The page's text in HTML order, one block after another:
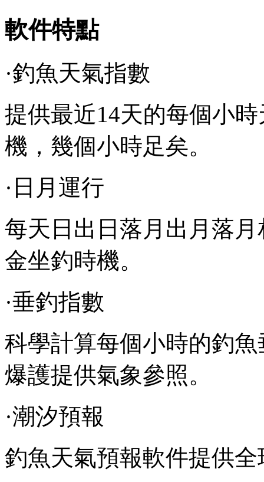
軟件特點
·釣魚天氣指數
提供最近14天的每個小
機，幾個小時足矣。
·日月運行
每天日出日落月出月落
金坐釣時機。
·垂釣指數
科學計算每個小時的釣
爆護提供氣象參照。
·潮汐預報
釣魚天氣預報軟件提供